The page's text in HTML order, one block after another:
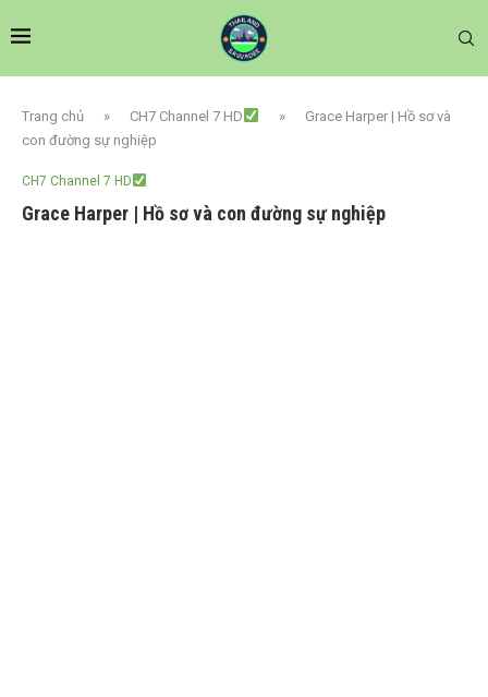
Trang chủ » CH7 Channel 7 HD »
Grace Harper | Hồ sơ và
con đường sự nghiệp
CH7 Channel 7 HD
Grace Harper | Hồ sơ và con đường sự nghiệp